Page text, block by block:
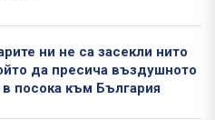
ни не са засекли нито
да пресича въздушното
посока към България